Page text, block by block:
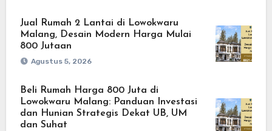
Jual Rumah 2 Lantai di Lowokwaru
Malang, Desain Modern Harga Mulai
800 Jutaan
Agustus 5, 2026
Beli Rumah Harga 800 Juta di
Lowokwaru Malang: Panduan Investasi
dan Hunian Strategis Dekat UB, UM
dan Suhat